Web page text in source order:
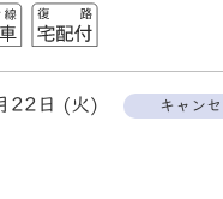
22日 (火) キャン